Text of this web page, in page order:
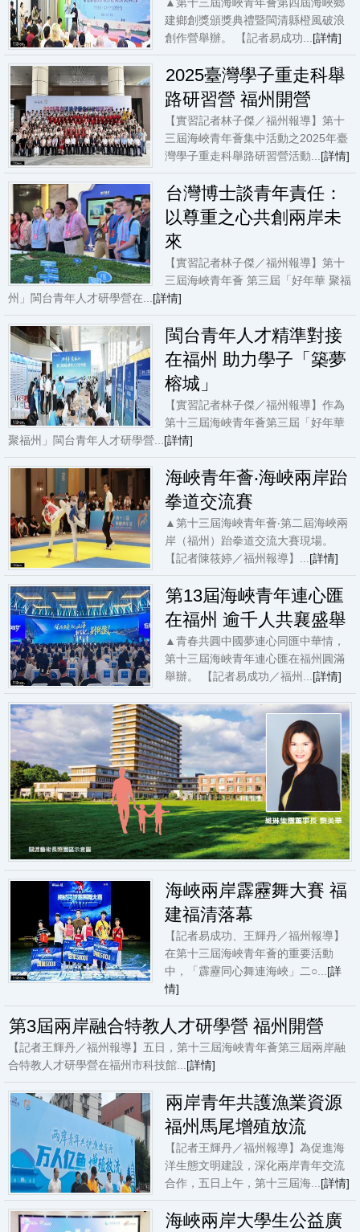
▲第十三屆海峽青年薈第四屆海峽鄉
建鄉創獎頒獎典禮暨閩清縣橙風破浪
創作營舉辦。 【記者易成功...[詳情]
2025臺灣學子重走科舉
路研習營 福州開營
【實習記者林子傑／福州報導】第十
三屆海峽青年薈集中活動之2025年臺
灣學子重走科舉路研習營活動...[詳情]
台灣博士談青年責任：
以尊重之心共創兩岸未
來
【實習記者林子傑／福州報導】第十
三屆海峽青年薈 第三屆「好年華 聚福
州」閩台青年人才研學營在...[詳情]
閩台青年人才精準對接
在福州 助力學子「築夢
榕城」
【實習記者林子傑／福州報導】作為
第十三屆海峽青年薈第三屆「好年華
聚福州」閩台青年人才研學營...[詳情]
海峽青年薈‧海峽兩岸跆
拳道交流賽
▲第十三屆海峽青年薈‧第二屆海峽兩
岸（福州）跆拳道交流大賽現場。
【記者陳筱婷／福州報導】...[詳情]
第13屆海峽青年連心匯
在福州 逾千人共襄盛舉
▲青春共圓中國夢連心同匯中華情，
第十三屆海峽青年連心匯在福州圓滿
舉辦。 【記者易成功／福州...[詳情]
海峽兩岸霹靂舞大賽 福
建福清落幕
【記者易成功、王輝丹／福州報導】
在第十三屆海峽青年薈的重要活動
中，「霹靂同心舞連海峽」二○...[詳
情]
第3屆兩岸融合特教人才研學營 福州開營
【記者王輝丹／福州報導】五日，第十三屆海峽青年薈第三屆兩岸融
合特教人才研學營在福州市科技館...[詳情]
兩岸青年共護漁業資源
福州馬尾增殖放流
【記者王輝丹／福州報導】為促進海
洋生態文明建設，深化兩岸青年交流
合作，五日上午，第十三屆海...[詳情]
海峽兩岸大學生公益廣